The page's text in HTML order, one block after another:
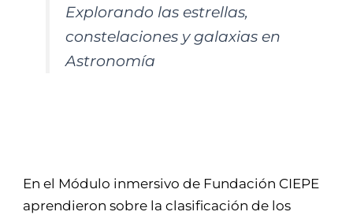
Explorando las estrellas,
constelaciones y galaxias en
Astronomía
En el Módulo inmersivo de Fundación CIEPE
aprendieron sobre la clasificación de los